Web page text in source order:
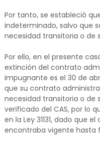
Por tanto, se estableció
indeterminado, salvo que
necesidad transitoria o de
Por ello, en el presente
extinción del contrato
impugnante es el 30 de
que su contrato
necesidad transitoria o de
verificado del CAS, por lo
en la Ley 31131, dado que
encontraba vigente hasta